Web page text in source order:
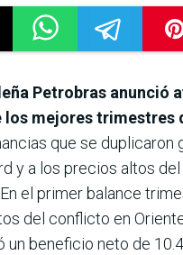
Petrobras anunció
los mejores trimestres
que se duplicaron
y a los precios altos
En el primer balance
del conflicto en
un beneficio neto de